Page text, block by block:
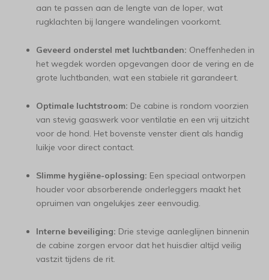
aan te passen aan de lengte van de loper, wat
rugklachten bij langere wandelingen voorkomt.
Geveerd onderstel met luchtbanden: Oneffenheden in
het wegdek worden opgevangen door de vering en de
grote luchtbanden, wat een stabiele rit garandeert.
Optimale luchtstroom: De cabine is rondom voorzien
van stevig gaaswerk voor ventilatie en een vrij uitzicht
voor de hond. Het bovenste venster dient als handig
luikje voor direct contact.
Slimme hygiëne-oplossing: Een speciaal ontworpen
houder voor absorberende onderleggers maakt het
opruimen van ongelukjes zeer eenvoudig.
Interne beveiliging: Drie stevige aanleglijnen binnenin
de cabine zorgen ervoor dat het huisdier altijd veilig
vastzit tijdens de rit.